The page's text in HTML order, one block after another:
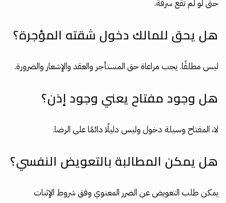
حتى لو لم تقع سرقة.
هل يحق للمالك دخول شقته المؤجرة؟
ليس مطلقًا. يجب مراعاة حق المستأجر والعقد والإشعار والضرورة.
هل وجود مفتاح يعني وجود إذن؟
لا، المفتاح وسيلة دخول وليس دليلًا دائمًا على الرضا.
هل يمكن المطالبة بالتعويض النفسي؟
يمكن طلب التعويض عن الضرر المعنوي وفق شروط الإثبات